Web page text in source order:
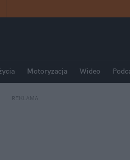
Motoryzacja Wideo
REKLAMA